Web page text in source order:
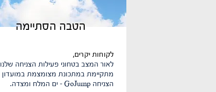
הטבה הסתיימה
לקוחות יקרים,
לאור המצב בטחוני פעילות הצניחה שלנו
מתקיימת במתכונת מצומצמת במועדון
הצניחה GoJump - ים המלח ומצדה.